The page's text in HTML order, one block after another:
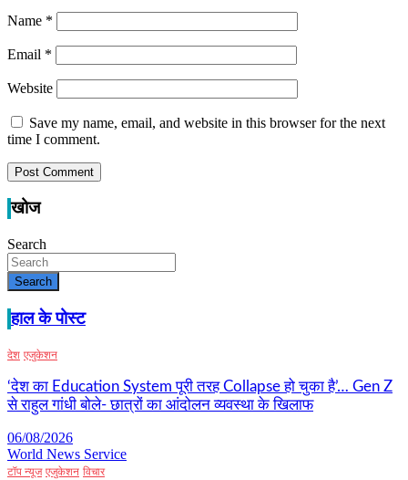
Name *
Email *
Website
Save my name, email, and website in this browser for the next
time I comment.
खोज
Search
Search
हाल के पोस्ट
देश एजुकेशन
‘देश का Education System पूरी तरह Collapse हो चुका है’… Gen Z
से राहुल गांधी बोले- छात्रों का आंदोलन व्यवस्था के खिलाफ
06/08/2026
World News Service
टॉप न्यूज एजुकेशन विचार